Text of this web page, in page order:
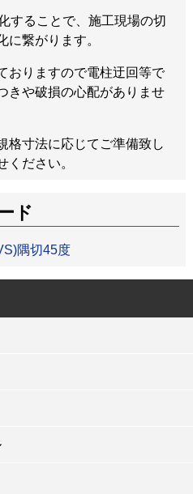
することで、施工現場の切
に繋がります。
おりますので電柱迂回等で
きや破損の心配がありませ
格寸法に応じてご準備致し
ください。
ド
隅切45度